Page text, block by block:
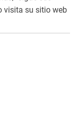
visita su sitio web